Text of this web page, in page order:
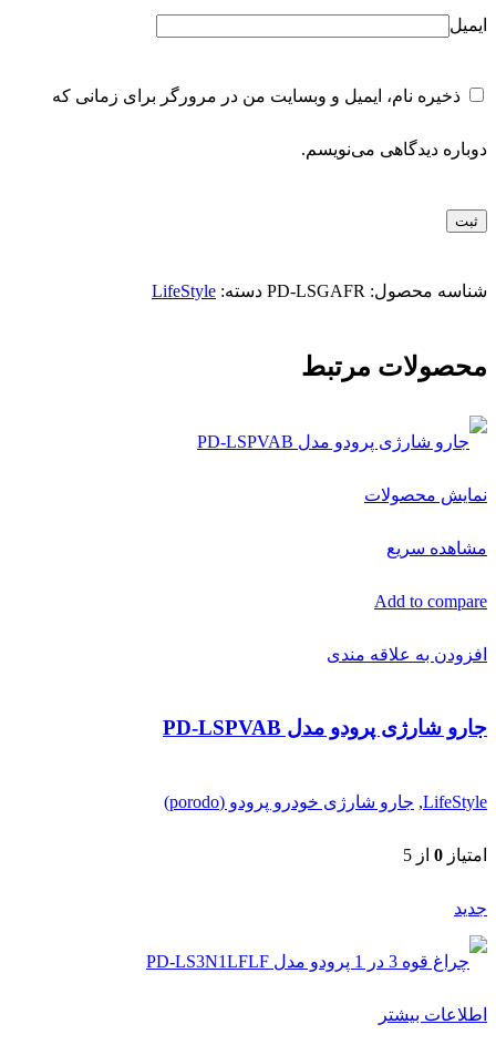
ایمیل
ذخیره نام، ایمیل و وبسایت من در مرورگر برای زمانی که
دوباره دیدگاهی می‌نویسم.
شناسه محصول: PD-LSGAFR دسته: LifeStyle
محصولات مرتبط
نمایش محصولات
مشاهده سریع
Add to compare
افزودن به علاقه مندی
جارو شارژی پرودو مدل PD-LSPVAB
LifeStyle
, جارو شارژی خودرو پرودو (porodo)
امتیاز 0 از 5
جدید
اطلاعات بیشتر